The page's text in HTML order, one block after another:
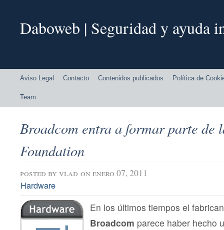
Daboweb | Seguridad y ayuda
Aviso Legal Contacto Contenidos publicados Política de
Team
Broadcom entra a formar parte de
Foundation
posted by vlad on enero 07, 2011
Hardware
En los últimos tiempos el
Broadcom parece haber hecho